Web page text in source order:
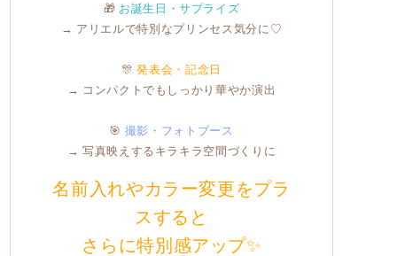
🎁 お誕生日・サプライズ
→ アリエルで特別なプリンセス気分に♡
🎊発表会・記念日
→ コンパクトでもしっかり華やか演出
🎯 撮影・フォトブース
→ 写真映えするキラキラ空間づくりに
名前入れやカラー変更をプラ
スすると
さらに特別感アップ✨